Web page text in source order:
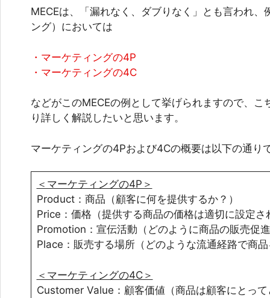
MECEは、 「漏れなく、ダブりなく」
とも言われ、
ング）においては
・マーケティングの4P
・マーケティングの4C
などがこのMECEの例として挙げられますので、こ
り詳しく解説したいと思います。
マーケティングの4Pおよび4Cの概要は以下の通り
＜マーケティングの4P＞
Product： 商品（顧客に何を提供するか？）
Price： 価格（提供する商品の価格は適切に設定さ
Promotion： 宣伝活動（どのように商品の販売促
Place： 販売する場所（どのような流通経路で商
＜マーケティングの4C＞
Customer Value： 顧客価値（商品は顧客にとっ